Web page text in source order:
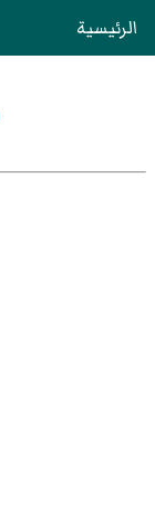
الرئيسية